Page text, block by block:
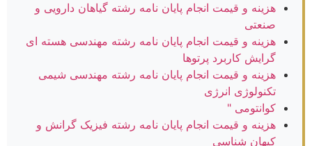
هزینه و قیمت انجام پایان نامه رشته گیاهان دارویی و
صنعتی
هزینه و قیمت انجام پایان نامه رشته مهندسی هسته ای
گرایش کاربرد پرتوها
هزینه و قیمت انجام پایان نامه رشته مهندسی شیمی
تکنولوژی انرژی
کوانتومی "
هزینه و قیمت انجام پایان نامه رشته فیزیک گرانش و
کیهان شناسی